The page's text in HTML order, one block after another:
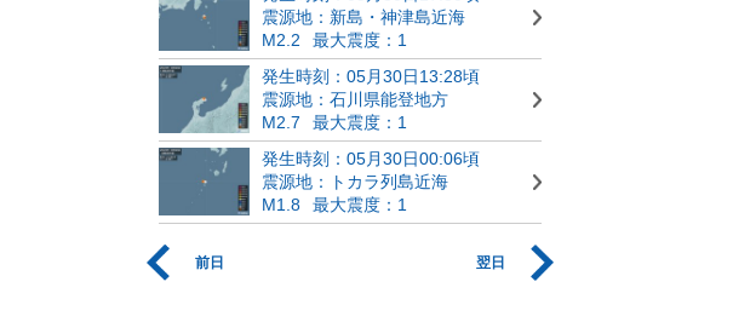
震源地：新島・神津島近海
M2.2
最大震度：1
発生時刻：05月30日13:28頃
震源地：石川県能登地方
M2.7
最大震度：1
発生時刻：05月30日00:06頃
震源地：トカラ列島近海
M1.8
最大震度：1
前日 翌日